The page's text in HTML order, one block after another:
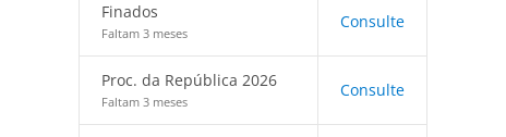
Finados
Faltam 3 meses
Consulte
Proc. da República 2026
Faltam 3 meses
Consulte